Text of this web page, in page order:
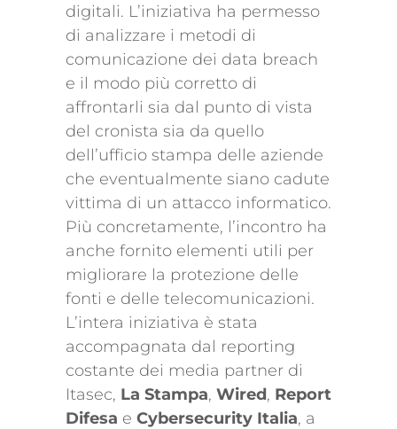
digitali. L’iniziativa ha permesso
di analizzare i metodi di
comunicazione dei data breach
e il modo più corretto di
affrontarli sia dal punto di vista
del cronista sia da quello
dell’ufficio stampa delle aziende
che eventualmente siano cadute
vittima di un attacco informatico.
Più concretamente, l’incontro ha
anche fornito elementi utili per
migliorare la protezione delle
fonti e delle telecomunicazioni.
L’intera iniziativa è stata
accompagnata dal reporting
costante dei media partner di
Itasec, La Stampa, Wired, Report
Difesa e Cybersecurity Italia, a